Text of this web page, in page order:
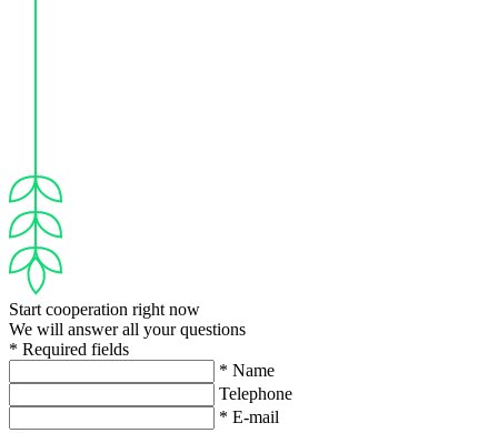
Start cooperation right now
We will answer all your questions
* Required fields
* Name
Telephone
* E-mail